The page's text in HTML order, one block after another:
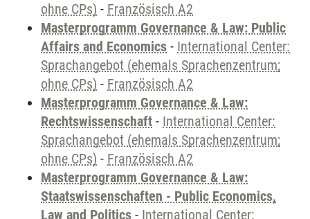
ohne CPs) - Französisch A2
Masterprogramm Governance & Law: Public
Affairs and Economics - International Center:
Sprachangebot (ehemals Sprachenzentrum;
ohne CPs) - Französisch A2
Masterprogramm Governance & Law:
Rechtswissenschaft - International Center:
Sprachangebot (ehemals Sprachenzentrum;
ohne CPs) - Französisch A2
Masterprogramm Governance & Law:
Staatswissenschaften - Public Economics,
Law and Politics - International Center: